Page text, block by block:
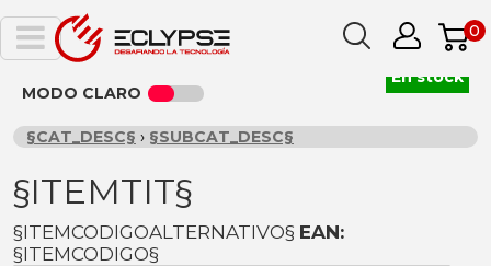
0
MODO CLARO
§CAT_DESC§ › §SUBCAT_DESC§
§ITEMTIT§
§ITEMCODIGOALTERNATIVO§ EAN:
§ITEMCODIGO§
En stock